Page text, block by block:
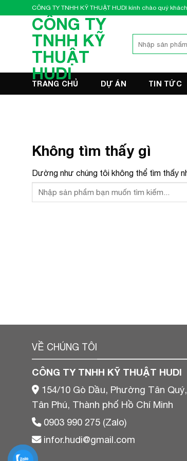
qua
CÔNG TY TNHH KỸ THUẬT HUDI kính chào quý
CÔNG TY
TNHH KỸ
THUẬT
HUDI
kiếm:
TRANG CHỦ DỰ ÁN TIN TỨC
Không tìm thấy gì
Dường như chúng tôi không thể tìm thấy
VỀ CHÚNG TÔI
CÔNG TY TNHH KỸ THUẬT HUDI
154/10 Gò Dầu, Phường Tân
Tân Phú, Thành phố Hồ Chí Minh
0903 990 275 (Zalo)
infor.hudi@gmail.com